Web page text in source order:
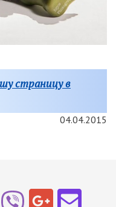
страницу в
04.04.2015